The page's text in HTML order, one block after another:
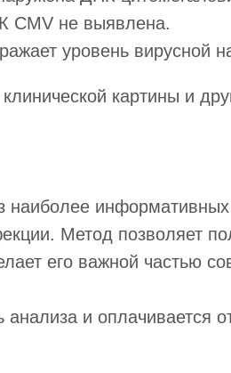
CMV не выявлена.
уровень вирусной
картины и
наиболее
Метод позволяет
его важной частью
анализа и оплачивается